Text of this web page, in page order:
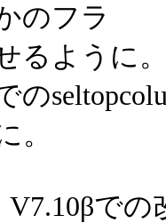
のフラ
るように
の
。
で